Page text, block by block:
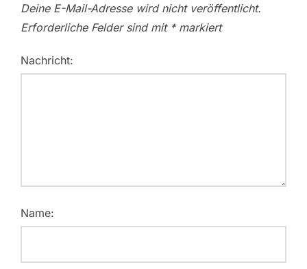
Deine E-Mail-Adresse wird nicht veröffentlicht.
Erforderliche Felder sind mit *markiert
Nachricht:
Name: